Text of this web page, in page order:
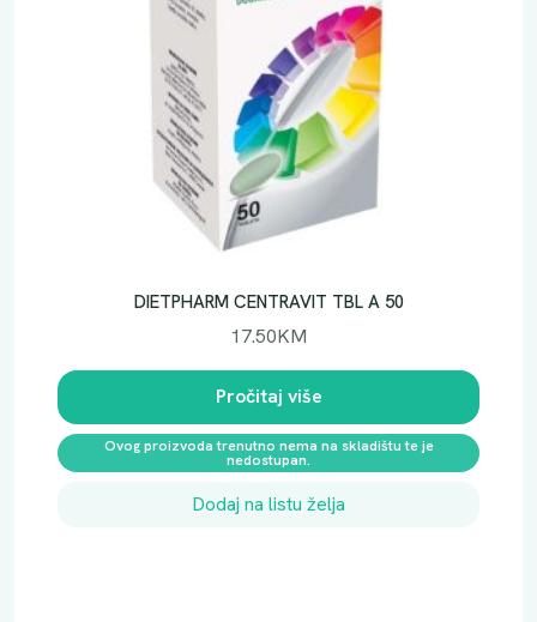
DIETPHARM CENTRAVIT TBL A 50
17.50KM
Pročitaj više
Ovog proizvoda trenutno nema na skladištu te je
nedostupan.
Dodaj na listu želja